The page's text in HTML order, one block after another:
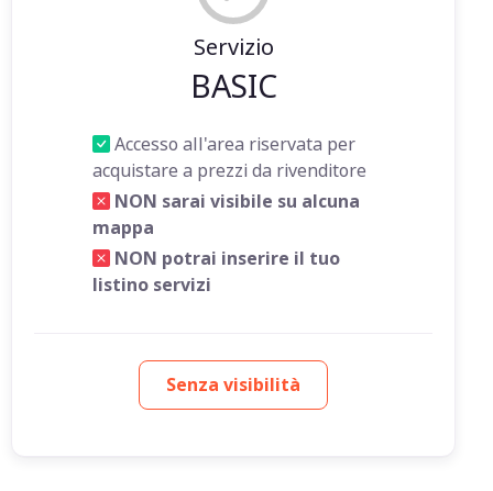
Servizio
BASIC
Accesso all'area riservata per
acquistare a prezzi da rivenditore
NON sarai visibile su alcuna
mappa
NON potrai inserire il tuo
listino servizi
Senza visibilità